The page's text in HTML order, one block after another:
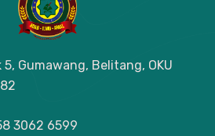
Gumawang, Belitang, OKU
3062 6599